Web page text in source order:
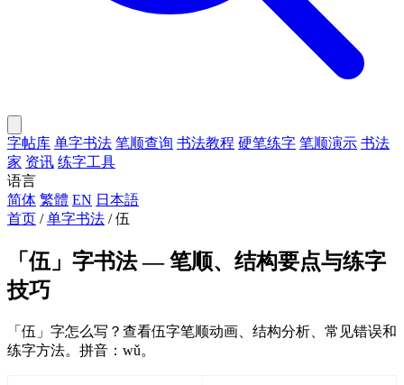
字帖库 单字书法 笔顺查询 书法教程 硬笔练字 笔顺演示 书法
家 资讯 练字工具
语言
简体 繁體 EN 日本語
首页 / 单字书法 / 伍
「伍」字书法 — 笔顺、结构要点与练字
技巧
「伍」字怎么写？查看伍字笔顺动画、结构分析、常见错误和
练字方法。拼音：wǔ。